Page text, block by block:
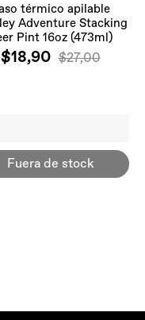
térmico apilable
Adventure Stacking
Pint 16oz (473ml)
$18,90 $27,00
Fuera de stock